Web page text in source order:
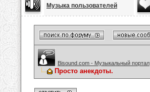
Музыка пользователей
Bisound.com - Музыкальный портал
Просто анекдоты.